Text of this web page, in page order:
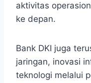
aktivitas
ke depan.
Bank DKI juga
jaringan, inovasi
teknologi melalui